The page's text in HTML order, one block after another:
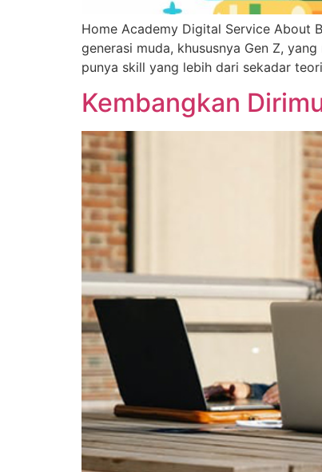
Home Academy Digital Service About
generasi muda, khususnya Gen Z,
punya skill yang lebih dari sekadar
Kembangkan